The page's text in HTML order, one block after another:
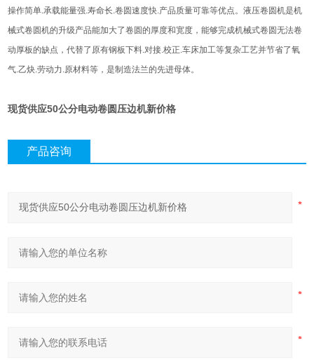
操作简单.承载能量强.寿命长.卷圆速度快.产品质量可靠等优点。液压卷圆机是机
械式卷圆机的升级产品能加大了卷圆的厚度和宽度，能够完成机械式卷圆无法卷
动厚板的缺点，代替了原有钢板下料.对接.校正.车床加工等复杂工艺并节省了氧
气.乙炔.劳动力.原材料等，是制造法兰的先进母体。
现货供应50公分电动卷圆压边机新价格
产品咨询